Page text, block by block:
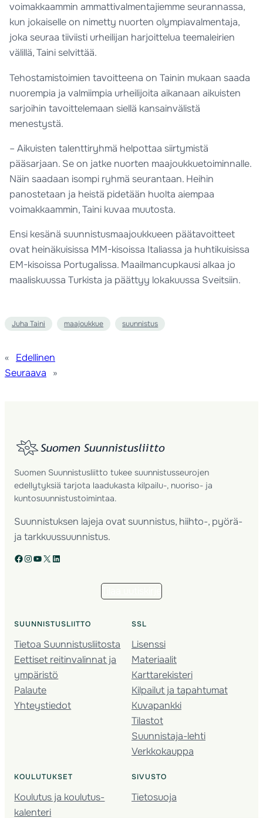
voimakkaammin ammattivalmentajiemme seurannassa,
kun jokaiselle on nimetty nuorten olympiavalmentaja,
joka seuraa tiiviisti urheilijan harjoittelua teemaleirien
välillä, Taini selvittää.
Tehostamistoimien tavoitteena on Tainin mukaan saada
nuorempia ja valmiimpia urheilijoita aikanaan aikuisten
sarjoihin tavoittelemaan siellä kansainvälistä
menestystä.
– Aikuisten talenttiryhmä helpottaa siirtymistä
pääsarjaan. Se on jatke nuorten maajoukkuetoiminnalle.
Näin saadaan isompi ryhmä seurantaan. Heihin
panostetaan ja heistä pidetään huolta aiempaa
voimakkaammin, Taini kuvaa muutosta.
Ensi kesänä suunnistusmaajoukkueen päätavoitteet
ovat heinäkuisissa MM-kisoissa Italiassa ja huhtikuisissa
EM-kisoissa Portugalissa. Maailmancupkausi alkaa jo
maaliskuussa Turkista ja päättyy lokakuussa Sveitsiin.
Juha Taini maajoukkue suunnistus
«
Edellinen
Seuraava
»
Suomen Suunnistusliitto tukee suunnistusseurojen
edellytyksiä tarjota laadukasta kilpailu-, nuoriso- ja
kuntosuunnistustoimintaa.
Suunnistuksen lajeja ovat suunnistus, hiihto-, pyörä-
ja tarkkuussuunnistus.
Facebook Instagram YouTube X LinkedIn
SUUNNISTUSLIITTO
Tietoa Suunnistusliitosta
Eettiset reitinvalinnat ja
ympäristö
Palaute
Yhteystiedot
SSL
Lisenssi
Materiaalit
Karttarekisteri
Kilpailut ja tapahtumat
Kuvapankki
Tilastot
Suunnistaja-lehti
Verkkokauppa
KOULUTUKSET
Koulutus ja koulutus­
kalenteri
SIVUSTO
Tietosuoja